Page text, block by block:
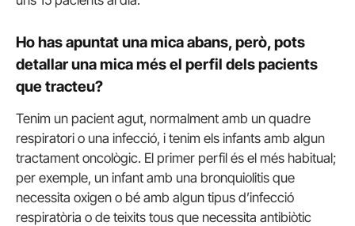
Ho has apuntat una mica abans, però, pots
detallar una mica més el perfil dels pacients
que tracteu?
Tenim un pacient agut, normalment amb un quadre
respiratori o una infecció, i tenim els infants amb algun
tractament oncològic. El primer perfil és el més habitual;
per exemple, un infant amb una bronquiolitis que
necessita oxigen o bé amb algun tipus d’infecció
respiratòria o de teixits tous que necessita antibiòtic